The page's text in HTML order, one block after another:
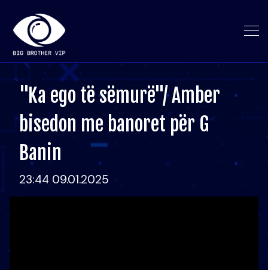
"Ka ego të sëmurë"/ Amber
bisedon me banoret për G
Banin
23:44 09.01.2025